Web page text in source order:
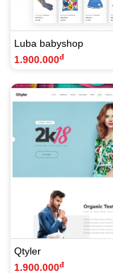
Luba babyshop
1.900.000đ
Qtyler
1.900.000đ